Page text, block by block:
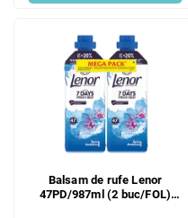
Balsam de rufe Lenor
47PD/987ml (2 buc/FOL)